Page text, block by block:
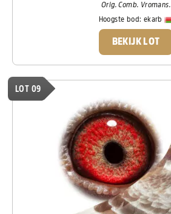
Orig. Comb. Vromans.
Hoogste bod: ekarb
BEKIJK LOT
LOT 09